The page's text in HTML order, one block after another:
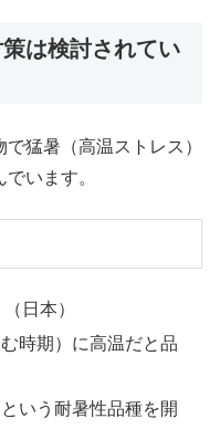
は検討されてい
猛暑（高温ストレス）
います。
（日本）
時期）に高温だと品
いう耐暑性品種を開